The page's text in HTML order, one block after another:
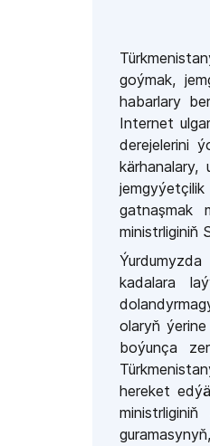
goýmak,
habarlary
Internet
derejelerini
gatnaşmak
ministrliginiň
kadalara
olaryň
boýunça
hereket